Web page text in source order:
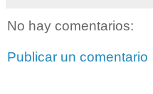
No hay comentarios:
Publicar un comentario